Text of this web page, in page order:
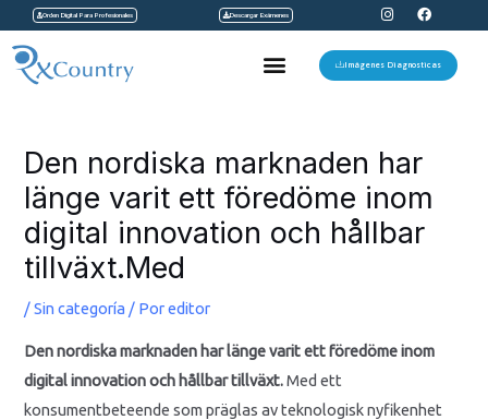
contenido
Orden Digital Para Profesionales Descargar Exámenes
I
n
s
t
a
F
a
c
e
b
Menu Imágenes Diagnosticas
Den nordiska marknaden har
länge varit ett föredöme inom
digital innovation och hållbar
tillväxt.Med
/Sin categoría / Poreditor
Den nordiska marknaden har länge varit ett föredöme inom
digital innovation och hållbar tillväxt.Med ett
konsumentbeteende som präglas av teknologisk nyfikenhet
entradas